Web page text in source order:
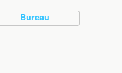
Bureau